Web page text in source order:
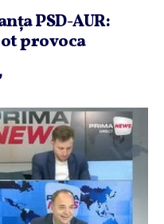
PSD-AUR:
provoca